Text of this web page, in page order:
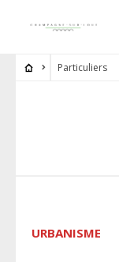
Particuliers
URBANISME